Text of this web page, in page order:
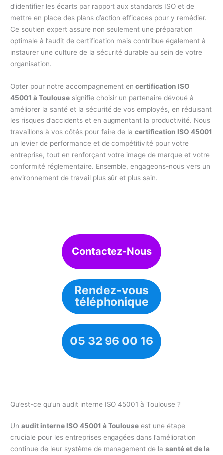
d’identifier les écarts par rapport aux standards ISO et de
mettre en place des plans d’action efficaces pour y remédier.
Ce soutien expert assure non seulement une préparation
optimale à l’audit de certification mais contribue également à
instaurer une culture de la sécurité durable au sein de votre
organisation.
Opter pour notre accompagnement en certification ISO
45001 à Toulouse signifie choisir un partenaire dévoué à
améliorer la santé et la sécurité de vos employés, en réduisant
les risques d’accidents et en augmentant la productivité. Nous
travaillons à vos côtés pour faire de lacertification ISO 45001
un levier de performance et de compétitivité pour votre
entreprise, tout en renforçant votre image de marque et votre
conformité réglementaire. Ensemble, engageons-nous vers un
environnement de travail plus sûr et plus sain.
Contactez-Nous
Rendez-vous
téléphonique
05 32 96 00 16
Qu’est-ce qu’un audit interne ISO 45001 à Toulouse ?
Unaudit interne ISO 45001 à Toulouse est une étape
cruciale pour les entreprises engagées dans l’amélioration
continue de leur système de management de lasanté et de la